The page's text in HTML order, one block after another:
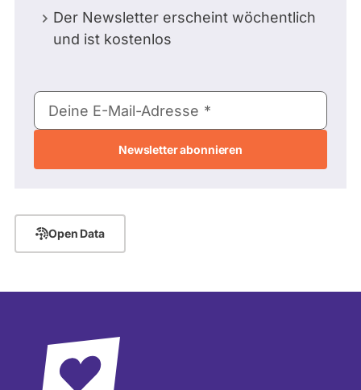
Der Newsletter erscheint wöchentlich
und ist kostenlos
E-
Mail-
Deine E-Mail-Adresse
Open Data